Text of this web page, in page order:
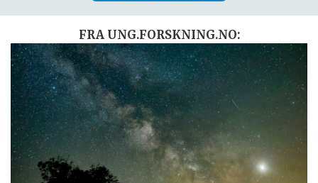
FRA UNG.FORSKNING.NO: